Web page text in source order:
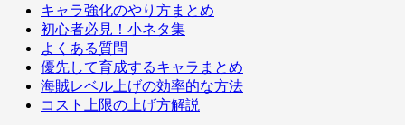
キャラ強化のやり方まとめ
初心者必見！小ネタ集
よくある質問
優先して育成するキャラまとめ
海賊レベル上げの効率的な方法
コスト上限の上げ方解説